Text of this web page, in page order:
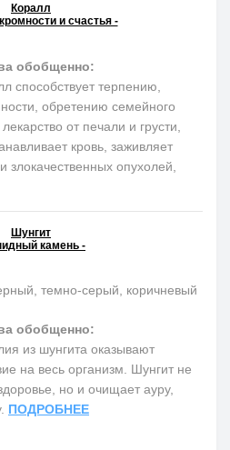
Коралл
и счастья -
обобщенно:
способствует терпению,
обретению семейного
от печали и грусти,
кровь, заживляет
злокачественных опухолей,
Шунгит
камень -
темно-серый, коричневый
обобщенно:
из шунгита оказывают
на весь организм. Шунгит не
но и очищает ауру,
ПОДРОБНЕЕ